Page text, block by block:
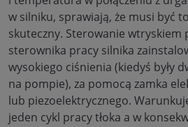
w silniku, sprawiają, że musi być
skuteczny. Sterowanie wtryskiem
sterownika pracy silnika
wysokiego ciśnienia (kiedyś były
na pompie), za pomocą zamka
lub piezoelektrycznego.
jeden cykl pracy tłoka a w